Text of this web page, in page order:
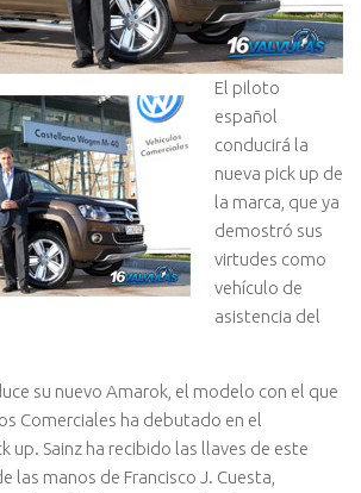
El piloto
español
conducirá la
nueva pick up de
la marca, que ya
demostró sus
virtudes como
vehículo de
asistencia del
su nuevo Amarok, el modelo con el que
Comerciales ha debutado en el
up. Sainz ha recibido las llaves de este
las manos de Francisco J. Cuesta,